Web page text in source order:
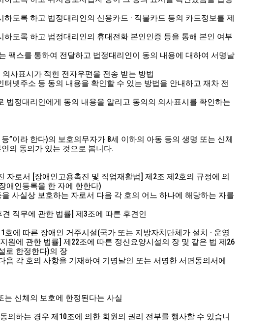
도록 하고 법정대리인의 신용카드 · 직불카드 등의 카드정보를 제
도록 하고 법정대리인의 휴대전화 본인인증 등을 통해 본인 여부
팩스를 통하여 전달하고 법정대리인이 동의 내용에 대하여 서명날
사표시가 적힌 전자우편을 전송 받는 방법
넷주소 등 동의 내용을 확인할 수 있는 방법을 안내하고 재차 전
법정대리인에게 동의 내용을 알리고 동의의 의사표시를 확인하는
”이라 한다)의 보호의무자가 8세 이하의 아동 등의 생명 또는 신체
의 동의가 있는 것으로 봅니다.
자로서 [장애인고용촉진 및 직업재활법] 제2조 제2호의 규정에 의
애인등록을 한 자에 한한다)
사실상 보호하는 자로서 다음 각 호의 어느 하나에 해당하는 자를
직무에 관한 법률] 제3조에 따른 후견인
에 따른 장애인 거주시설(국가 또는 지방자치단체가 설치 · 운영
에 관한 법률] 제22조에 따른 정신요양시설의 장 및 같은 법 제26
로 한정한다)의 장
각 호의 사항을 기재하여 기명날인 또는 서명한 서면동의서에
는 신체의 보호에 한정된다는 사실
의하는 경우 제10조에 의한 회원의 권리 전부를 행사할 수 있습니